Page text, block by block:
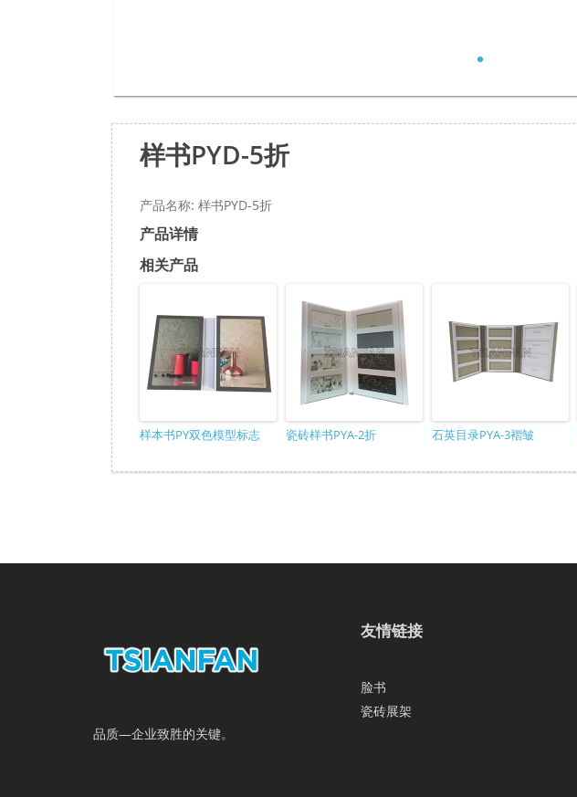
样书PYD-5折
产品名称: 样书PYD-5折
产品详情
相关产品
样本书PY双色模型标志 瓷砖样书PYA-2折 石英目录PYA-3褶皱
品质—企业致胜的关键。
友情链接
脸书
瓷砖展架